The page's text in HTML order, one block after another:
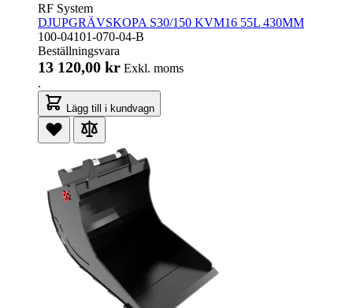
RF System
DJUPGRÄVSKOPA S30/150 KVM16 55L 430MM
100-04101-070-04-B
Beställningsvara
13 120,00 kr Exkl. moms
.
Lägg till i kundvagn